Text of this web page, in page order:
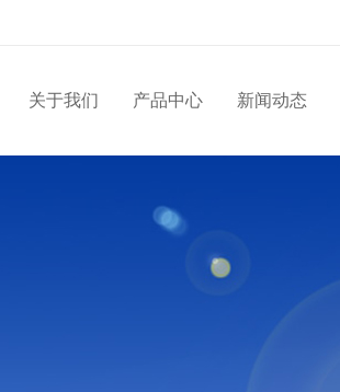
关于我们 产品中心 新闻动态